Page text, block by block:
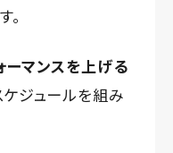
ーマンスを上げる
ジュールを組み